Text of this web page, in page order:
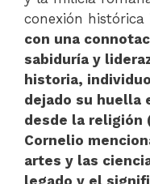
conexión
con una
sabiduría y
historia,
dejado su huella
desde la religión
Cornelio
artes y las
legado y el